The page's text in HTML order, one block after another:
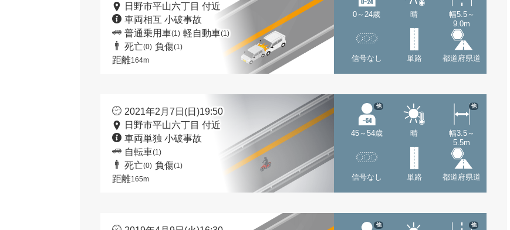
日野市平山六丁目 付近
車両相互 小破事故
普通乗用車(1) 軽自動車(1)
死亡(0) 負傷(1)
距離164m
0～24歳 晴
幅5.5～
9.0m
信号なし 単路 都道府県道
2021年2月7日(日)19:50
日野市平山六丁目 付近
車両単独 小破事故
自転車(1)
死亡(0) 負傷(1)
距離165m
45～54歳
他
晴
幅3.5～
5.5m
他
信号なし 単路 都道府県道
他 他